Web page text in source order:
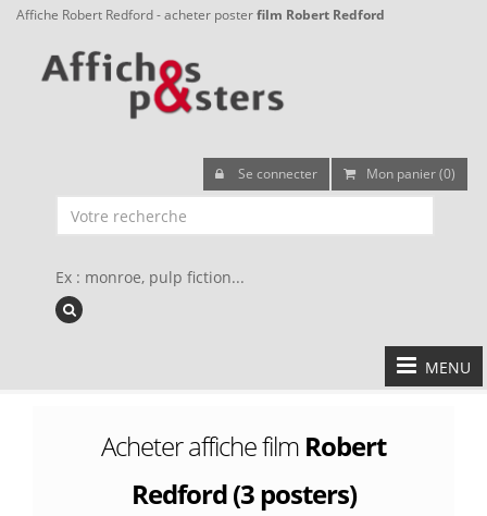
Affiche Robert Redford - acheter posterfilm Robert Redford
Se connecter Mon panier (0)
Ex : monroe, pulp fiction...
MENU
Acheter affiche film Robert
Redford (3 posters)